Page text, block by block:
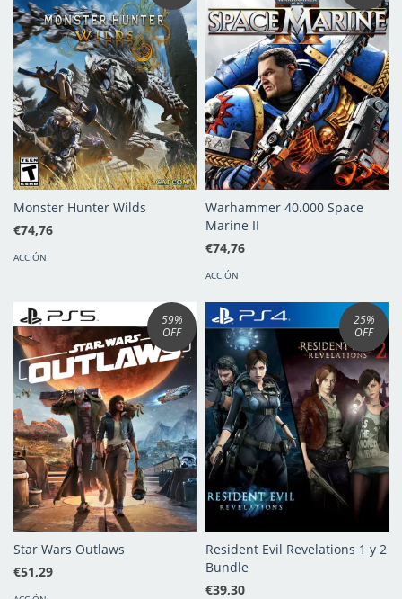
Monster Hunter Wilds
€74,76
ACCIÓN
Warhammer 40.000 Space
Marine II
€74,76
ACCIÓN
59%
OFF
Star Wars Outlaws
€51,29
25%
OFF
Resident Evil Revelations 1 y 2
Bundle
€39,30